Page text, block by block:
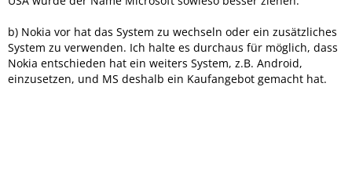
b) Nokia vor hat das System zu wechseln oder ein zusätzliches
System zu verwenden. Ich halte es durchaus für möglich, dass
Nokia entschieden hat ein weiters System, z.B. Android,
einzusetzen, und MS deshalb ein Kaufangebot gemacht hat.